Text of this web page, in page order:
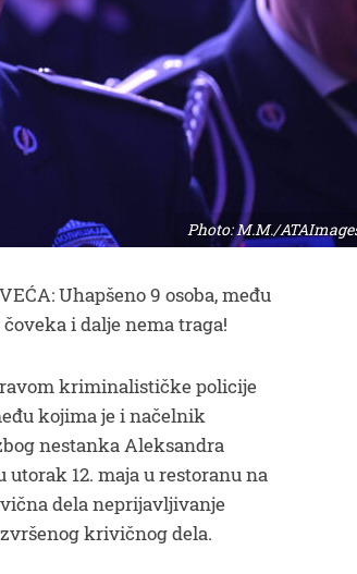
Photo: M.M./
Uhapšeno 9 osoba, među
i dalje nema traga!
kriminalističke policije
kojima je i načelnik
nestanka Aleksandra
12. maja u restoranu na
dela neprijavljivanje
krivičnog dela.